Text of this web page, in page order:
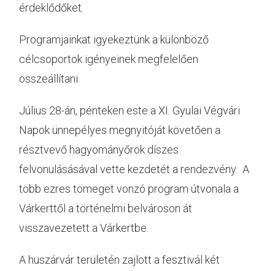
érdeklődőket.
Programjainkat igyekeztünk a különböző
célcsoportok igényeinek megfelelően
összeállítani.
Július 28-án, pénteken este a XI. Gyulai Végvári
Napok ünnepélyes megnyitóját követően a
résztvevő hagyományőrök díszes
felvonulásásával vette kezdetét a rendezvény. A
több ezres tömeget vonzó program útvonala a
Várkerttől a történelmi belvároson át
visszavezetett a Várkertbe.
A huszárvár területén zajlott a fesztivál két